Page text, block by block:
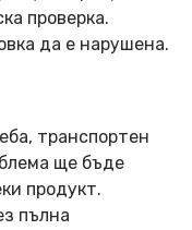
проверка.
да е нарушена.
транспортен
ще бъде
продукт.
пълна